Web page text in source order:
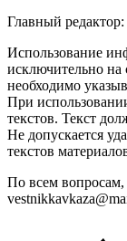
Главный
Использование
исключительно на
необходимо
При
текстов. Текст
Не допускается
текстов
По всем вопросам,